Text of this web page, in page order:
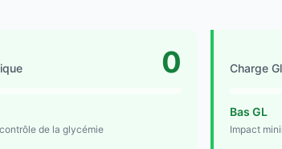
0
de la glycémie
Charge
Bas GL
Impact